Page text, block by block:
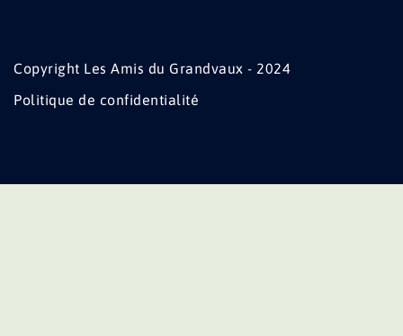
Copyright Les Amis du Grandvaux - 2024
Politique de confidentialité